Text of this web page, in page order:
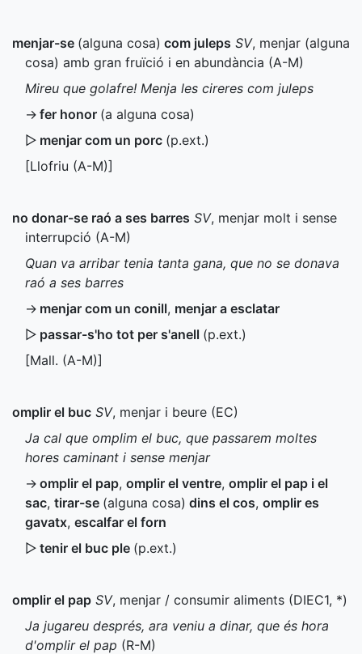
menjar-se (alguna cosa) com juleps SV, menjar (alguna
cosa) amb gran fruïció i en abundància (A-M)
Mireu que golafre! Menja les cireres com juleps
→ fer honor (a alguna cosa)
▷ menjar com un porc (p.ext.)
[Llofriu (A-M)]
no donar-se raó a ses barres SV, menjar molt i sense
interrupció (A-M)
Quan va arribar tenia tanta gana, que no se donava
raó a ses barres
→ menjar com un conill, menjar a esclatar
▷ passar-s'ho tot per s'anell (p.ext.)
[Mall. (A-M)]
omplir el buc SV, menjar i beure (EC)
Ja cal que omplim el buc, que passarem moltes
hores caminant i sense menjar
→ omplir el pap, omplir el ventre, omplir el pap i el
sac, tirar-se (alguna cosa) dins el cos, omplir es
gavatx, escalfar el forn
▷ tenir el buc ple (p.ext.)
omplir el pap SV, menjar / consumir aliments (DIEC1, *)
Ja jugareu després, ara veniu a dinar, que és hora
d'omplir el pap (R-M)